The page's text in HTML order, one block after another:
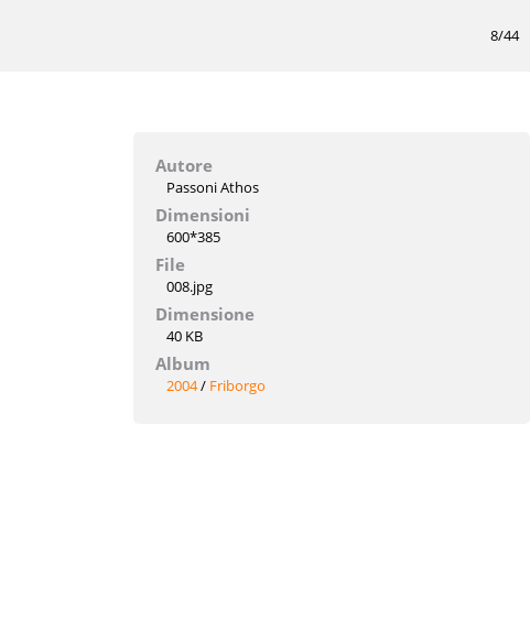
8/44
Autore
Passoni Athos
Dimensioni
600*385
File
008.jpg
Dimensione
40 KB
Album
2004/ Friborgo